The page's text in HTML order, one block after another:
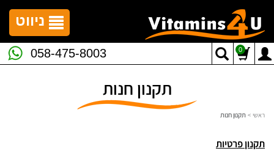
המרכזי
ניווט
058-475-8003 0
תקנון חנות
ראשי > תקנון חנות
תקנון פרטיות